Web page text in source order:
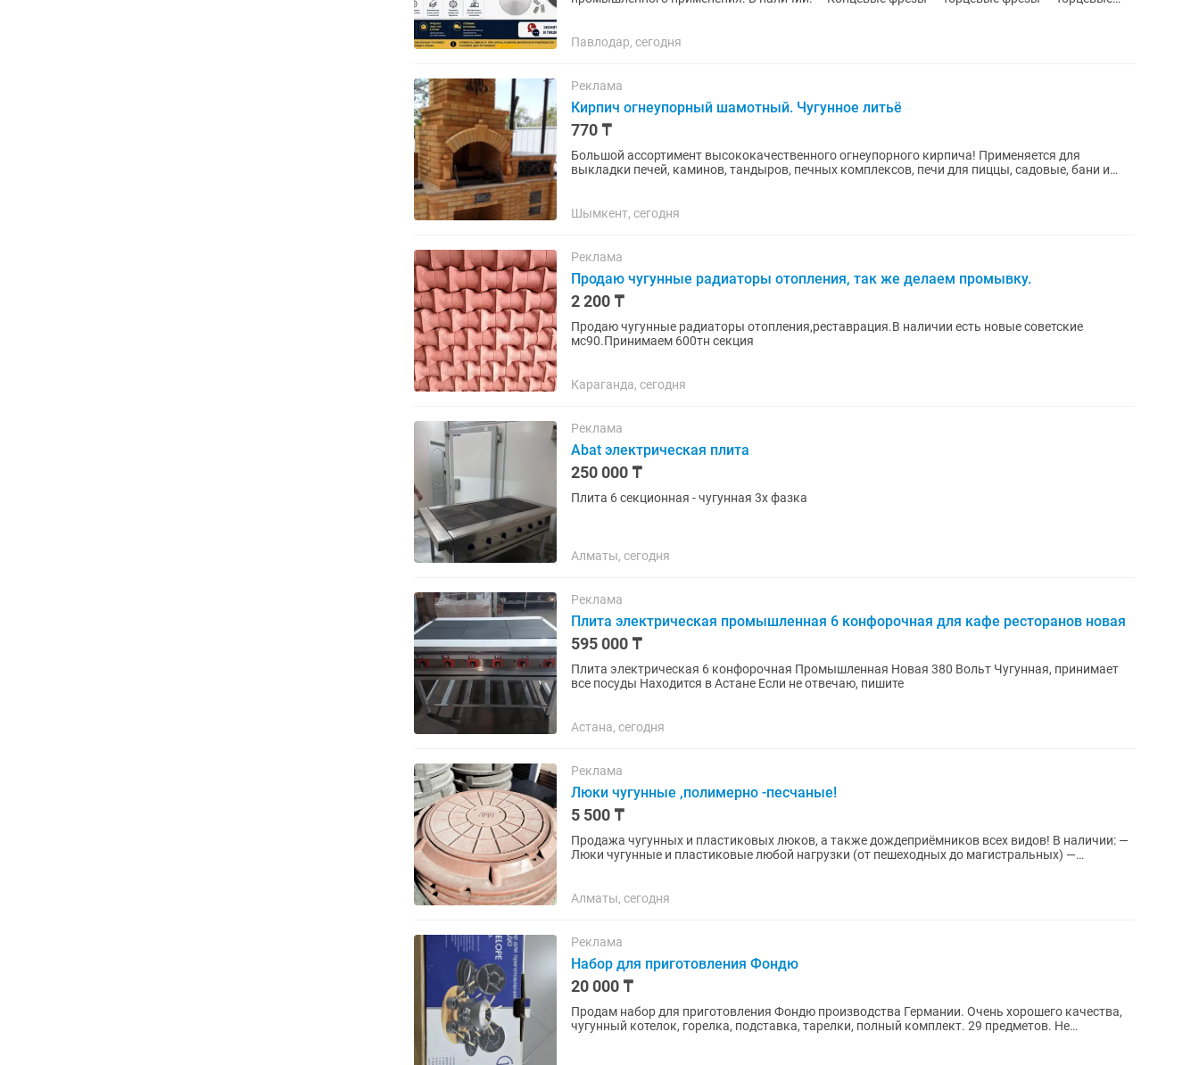
Павлодар, сегодня
Реклама
Кирпич огнеупорный шамотный. Чугунное литьё
770 ₸
Большой ассортимент высококачественного огнеупорного кирпича! Применяется для
выкладки печей, каминов, тандыров, печных комплексов, печи для пиццы, садовые, бани и
Шымкент, сегодня
Реклама
Продаю чугунные радиаторы отопления, так же делаем промывку.
2 200 ₸
Продаю чугунные радиаторы отопления,реставрация.В наличии есть новые советские
мс90.Принимаем 600тн секция
Караганда, сегодня
Реклама
Abat электрическая плита
250 000 ₸
Плита 6 секционная - чугунная 3х фазка
Алматы, сегодня
Реклама
Плита электрическая промышленная 6 конфорочная для кафе ресторанов новая
595 000 ₸
Плита электрическая 6 конфорочная Промышленная Новая 380 Вольт Чугунная, принимает
все посуды Находится в Астане Если не отвечаю, пишите
Астана, сегодня
Реклама
Люки чугунные ,полимерно -песчаные!
5 500 ₸
Продажа чугунных и пластиковых люков, а также дождеприёмников всех видов! В наличии: —
Люки чугунные и пластиковые любой нагрузки (от пешеходных до магистральных) —
Алматы, сегодня
Реклама
Набор для приготовления Фондю
20 000 ₸
Продам набор для приготовления Фондю производства Германии. Очень хорошего качества,
чугунный котелок, горелка, подставка, тарелки, полный комплект. 29 предметов. Не